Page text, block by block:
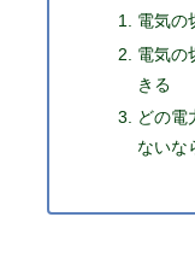
電気の
電気の
きる
どの電
ないな